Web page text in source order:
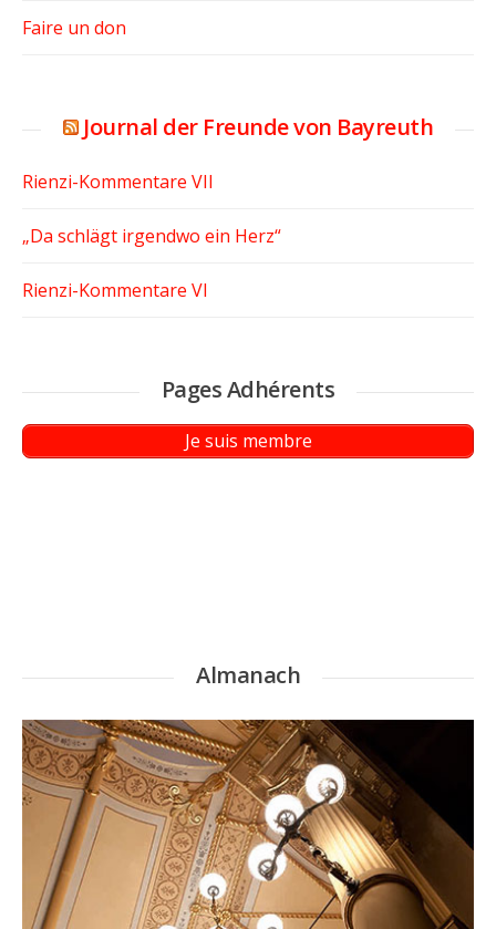
Faire un don
Journal der Freunde von Bayreuth
Rienzi-Kommentare VII
„Da schlägt irgendwo ein Herz“
Rienzi-Kommentare VI
Pages Adhérents
Je suis membre
Almanach